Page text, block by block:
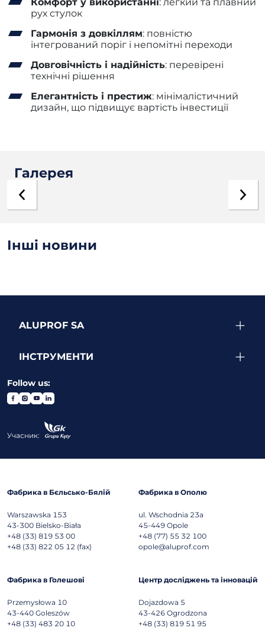
рух стулок
Гармонія з довкіллям: повністю
інтегрований поріг і непомітні переходи
Довговічність і надійність: перевірені
технічні рішення
Елегантність і престиж: мінімалістичний
дизайн, що підвищує вартість інвестиції
Галерея
Інші новини
ALUPROF SA
ІНСТРУМЕНТИ
Follow us:
Учасник:
Фабрика в Бєльсько-Бялій
Warszawska 153
43-300 Bielsko-Biała
+48 (33) 819 53 00
+48 (33) 822 05 12 (fax)
Фабрика в Ополю
ul. Wschodnia 23a
45-449 Opole
+48 (77) 55 32 100
opole@aluprof.com
Фабрика в Голешові
Przemysłowa 10
43-440 Goleszów
+48 (33) 483 20 10
Центр досліджень та інновацій
Dojazdowa 5
43-426 Ogrodzona
+48 (33) 819 51 95